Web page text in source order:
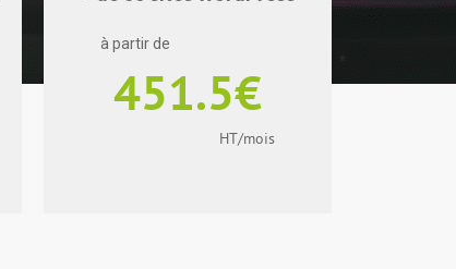
à partir de
451.5€
HT/mois